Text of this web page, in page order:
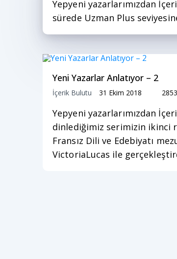
Yepyeni yazarlarımızdan
sürede Uzman Plus
Yeni Yazarlar Anlatıyor – 2
İçerik Bulutu 31 Ekim 2018 2853
Yepyeni yazarlarımızdan
dinlediğimiz serimizin ikinci
Fransız Dili ve Edebiyatı
VictoriaLucas ile